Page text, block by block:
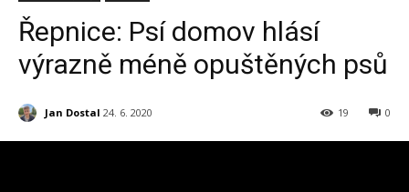
Řepnice: Psí domov hlásí
výrazně méně opuštěných psů
Jan Dostal 24. 6. 2020 0
19